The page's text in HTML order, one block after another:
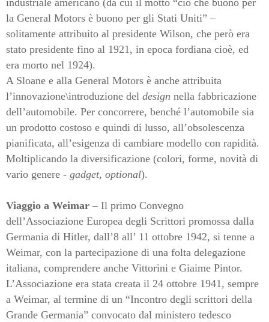
la General Motors è buono per gli Stati Uniti” –
solitamente attribuito al presidente Wilson, che però era
stato presidente fino al 1921, in epoca fordiana cioè, ed
era morto nel 1924).
A Sloane e alla General Motors è anche attribuita
l’innovazione\introduzione del design nella fabbricazione
dell’automobile. Per concorrere, benché l’automobile sia
un prodotto costoso e quindi di lusso, all’obsolescenza
pianificata, all’esigenza di cambiare modello con rapidità.
Moltiplicando la diversificazione (colori, forme, novità di
vario genere - gadget, optional).
Viaggio a Weimar – Il primo Convegno
dell’Associazione Europea degli Scrittori promossa dalla
Germania di Hitler, dall’8 all’ 11 ottobre 1942, si tenne a
Weimar, con la partecipazione di una folta delegazione
italiana, comprendere anche Vittorini e Giaime Pintor.
L’Associazione era stata creata il 24 ottobre 1941, sempre
a Weimar, al termine di un “Incontro degli scrittori della
Grande Germania” convocato dal ministero tedesco